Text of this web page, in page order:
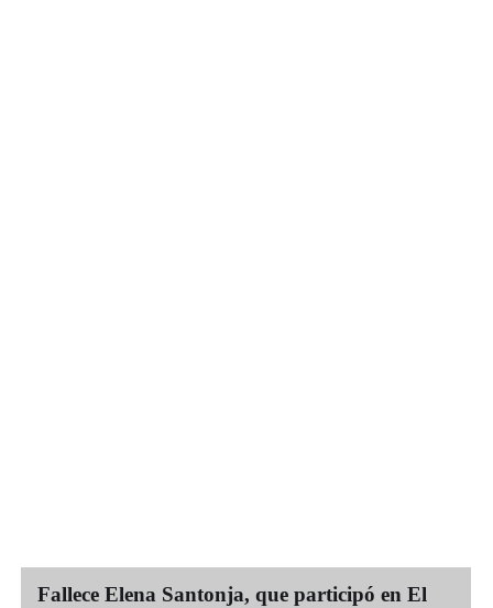
Fallece Elena Santonja, que participó en El